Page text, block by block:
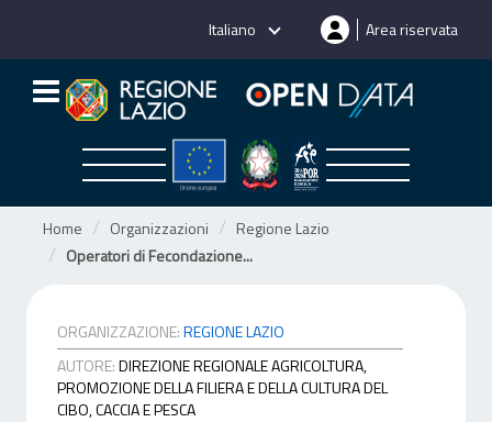
Italiano Area riservata
Home Organizzazioni
Regione Lazio
Operatori di Fecondazione...
ORGANIZZAZIONE:REGIONE LAZIO
AUTORE:DIREZIONE REGIONALE AGRICOLTURA,
PROMOZIONE DELLA FILIERA E DELLA CULTURA DEL
CIBO, CACCIA E PESCA